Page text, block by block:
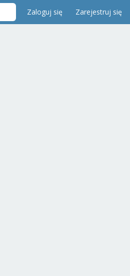
Zaloguj się Zarejestruj się